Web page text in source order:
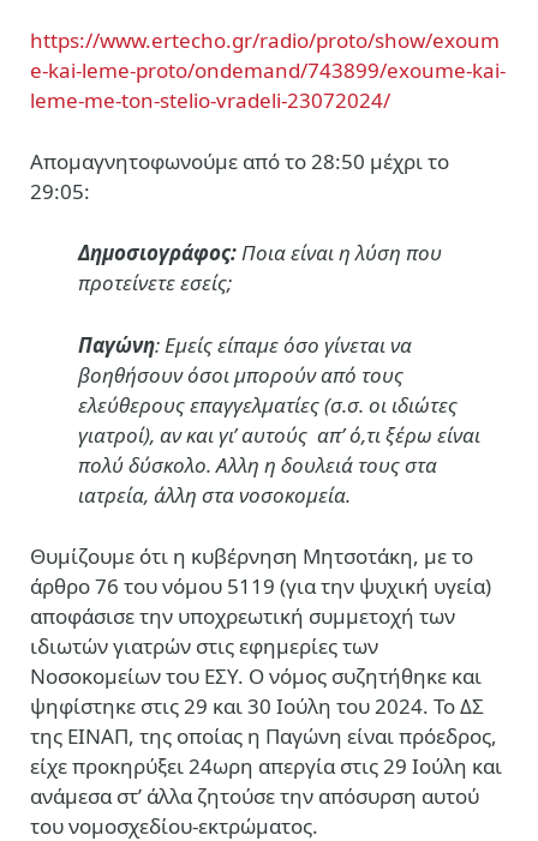
https://www.ertecho.gr/radio/proto/show/exoum
e-kai-leme-proto/ondemand/743899/exoume-kai-
leme-me-ton-stelio-vradeli-23072024/
Απομαγνητοφωνούμε από το 28:50 μέχρι το
29:05:
Δημοσιογράφος:Ποια είναι η λύση που
προτείνετε εσείς;
Παγώνη: Εμείς είπαμε όσο γίνεται να
βοηθήσουν όσοι μπορούν από τους
ελεύθερους επαγγελματίες (σ.σ. οι ιδιώτες
γιατροί), αν και γι’ αυτούς απ’ ό,τι ξέρω είναι
πολύ δύσκολο. Αλλη η δουλειά τους στα
ιατρεία, άλλη στα νοσοκομεία.
Θυμίζουμε ότι η κυβέρνηση Μητσοτάκη, με το
άρθρο 76 του νόμου 5119 (για την ψυχική υγεία)
αποφάσισε την υποχρεωτική συμμετοχή των
ιδιωτών γιατρών στις εφημερίες των
Νοσοκομείων του ΕΣΥ. Ο νόμος συζητήθηκε και
ψηφίστηκε στις 29 και 30 Ιούλη του 2024. Το ΔΣ
της ΕΙΝΑΠ, της οποίας η Παγώνη είναι πρόεδρος,
είχε προκηρύξει 24ωρη απεργία στις 29 Ιούλη και
ανάμεσα στ’ άλλα ζητούσε την απόσυρση αυτού
του νομοσχεδίου-εκτρώματος.